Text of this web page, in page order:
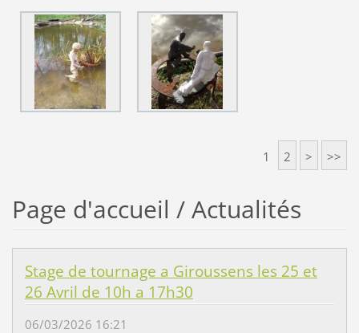
1 2 > >>
Page d'accueil / Actualités
Stage de tournage a Giroussens les 25 et
26 Avril de 10h a 17h30
06/03/2026 16:21